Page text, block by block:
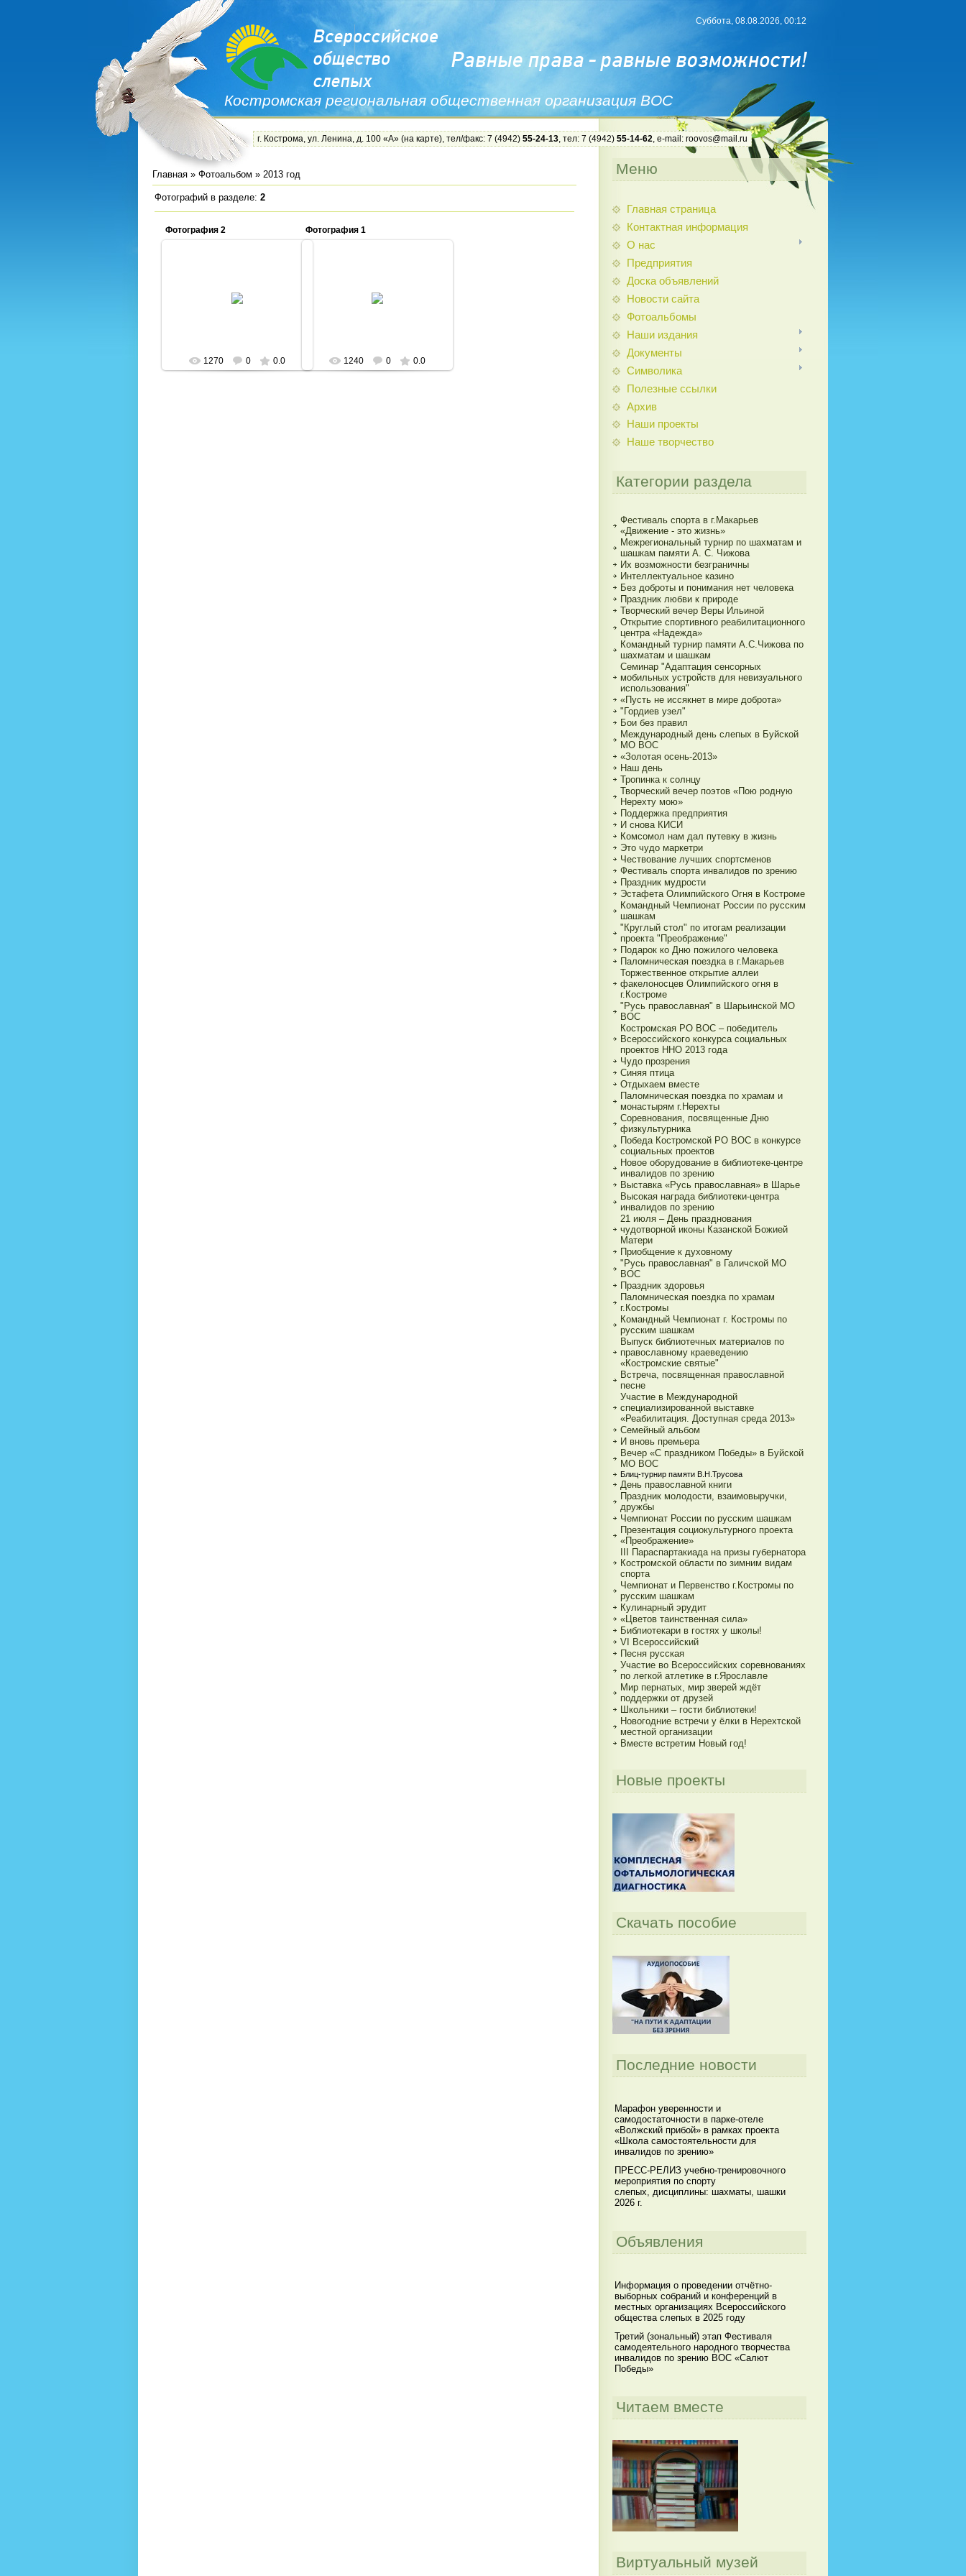
Костромская региональная общественная организация ВОС
Суббота, 08.08.2026, 00:12
г. Кострома, ул. Ленина, д. 100 «А» (на карте), тел/факс: 7 (4942) 55-24-13, тел: 7 (4942) 55-14-62, e-mail: roovos@mail.ru
Главная » Фотоальбом » 2013 год
Фотографий в разделе: 2
Фотография 2
1270 0 0.0
Фотография 1
1240 0 0.0
Меню
Главная страница
Контактная информация
О нас
Предприятия
Доска объявлений
Новости сайта
Фотоальбомы
Наши издания
Документы
Символика
Полезные ссылки
Архив
Наши проекты
Наше творчество
Категории раздела
Фестиваль спорта в г.Макарьев
«Движение - это жизнь»
Межрегиональный турнир по шахматам и
шашкам памяти А. С. Чижова
Их возможности безграничны
Интеллектуальное казино
Без доброты и понимания нет человека
Праздник любви к природе
Творческий вечер Веры Ильиной
Открытие спортивного реабилитационного
центра «Надежда»
Командный турнир памяти А.С.Чижова по
шахматам и шашкам
Семинар "Адаптация сенсорных
мобильных устройств для невизуального
использования"
«Пусть не иссякнет в мире доброта»
"Гордиев узел"
Бои без правил
Международный день слепых в Буйской
МО ВОС
«Золотая осень-2013»
Наш день
Тропинка к солнцу
Творческий вечер поэтов «Пою родную
Нерехту мою»
Поддержка предприятия
И снова КИСИ
Комсомол нам дал путевку в жизнь
Это чудо маркетри
Чествование лучших спортсменов
Фестиваль спорта инвалидов по зрению
Праздник мудрости
Эстафета Олимпийского Огня в Костроме
Командный Чемпионат России по русским
шашкам
"Круглый стол" по итогам реализации
проекта "Преображение"
Подарок ко Дню пожилого человека
Паломническая поездка в г.Макарьев
Торжественное открытие аллеи
факелоносцев Олимпийского огня в
г.Костроме
"Русь православная" в Шарьинской МО
ВОС
Костромская РО ВОС – победитель
Всероссийского конкурса социальных
проектов ННО 2013 года
Чудо прозрения
Синяя птица
Отдыхаем вместе
Паломническая поездка по храмам и
монастырям г.Нерехты
Соревнования, посвященные Дню
физкультурника
Победа Костромской РО ВОС в конкурсе
социальных проектов
Новое оборудование в библиотеке-центре
инвалидов по зрению
Выставка «Русь православная» в Шарье
Высокая награда библиотеки-центра
инвалидов по зрению
21 июля – День празднования
чудотворной иконы Казанской Божией
Матери
Приобщение к духовному
"Русь православная" в Галичской МО
ВОС
Праздник здоровья
Паломническая поездка по храмам
г.Костромы
Командный Чемпионат г. Костромы по
русским шашкам
Выпуск библиотечных материалов по
православному краеведению
«Костромские святые"
Встреча, посвященная православной
песне
Участие в Международной
специализированной выставке
«Реабилитация. Доступная среда 2013»
Семейный альбом
И вновь премьера
Вечер «С праздником Победы» в Буйской
МО ВОС
Блиц-турнир памяти В.Н.Трусова
День православной книги
Праздник молодости, взаимовыручки,
дружбы
Чемпионат России по русским шашкам
Презентация социокультурного проекта
«Преображение»
III Параспартакиада на призы губернатора
Костромской области по зимним видам
спорта
Чемпионат и Первенство г.Костромы по
русским шашкам
Кулинарный эрудит
«Цветов таинственная сила»
Библиотекари в гостях у школы!
VI Всероссийский
Песня русская
Участие во Всероссийских соревнованиях
по легкой атлетике в г.Ярославле
Мир пернатых, мир зверей ждёт
поддержки от друзей
Школьники – гости библиотеки!
Новогодние встречи у ёлки в Нерехтской
местной организации
Вместе встретим Новый год!
Новые проекты
Скачать пособие
Последние новости
Марафон уверенности и
самодостаточности в парке-отеле
«Волжский прибой» в рамках проекта
«Школа самостоятельности для
инвалидов по зрению»
ПРЕСС-РЕЛИЗ учебно-тренировочного
мероприятия по спорту
слепых, дисциплины: шахматы, шашки
2026 г.
Объявления
Информация о проведении отчётно-
выборных собраний и конференций в
местных организациях Всероссийского
общества слепых в 2025 году
Третий (зональный) этап Фестиваля
самодеятельного народного творчества
инвалидов по зрению ВОС «Салют
Победы»
Читаем вместе
Виртуальный музей